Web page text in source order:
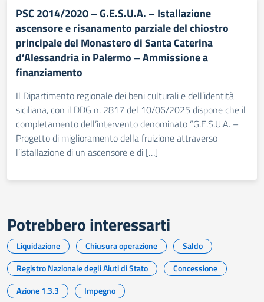
PSC 2014/2020 – G.E.S.U.A. – Istallazione
ascensore e risanamento parziale del chiostro
principale del Monastero di Santa Caterina
d’Alessandria in Palermo – Ammissione a
finanziamento
Il Dipartimento regionale dei beni culturali e dell’identità
siciliana, con il DDG n. 2817 del 10/06/2025 dispone che il
completamento dell’intervento denominato “G.E.S.U.A. –
Progetto di miglioramento della fruizione attraverso
l’istallazione di un ascensore e di […]
Potrebbero interessarti
Liquidazione Chiusura operazione
Saldo
Registro Nazionale degli Aiuti di Stato
Concessione
Azione 1.3.3
Impegno